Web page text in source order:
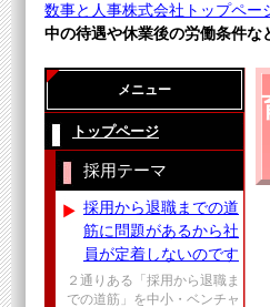
数事と人事株式会社トップペー
中の待遇や休業後の労働条件な
メニュー
トップページ
採用テーマ
採用から退職までの道
筋に問題があるから社
員が定着しないのです
２通りある「採用から退職ま
での道筋」を中小・ベンチャ